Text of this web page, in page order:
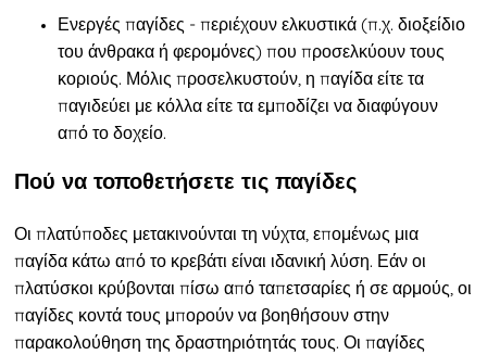
Ενεργές παγίδες - περιέχουν ελκυστικά (π.χ. διοξείδιο
του άνθρακα ή φερομόνες) που προσελκύουν τους
κοριούς. Μόλις προσελκυστούν, η παγίδα είτε τα
παγιδεύει με κόλλα είτε τα εμποδίζει να διαφύγουν
από το δοχείο.
Πού να τοποθετήσετε τις παγίδες
Οι πλατύποδες μετακινούνται τη νύχτα, επομένως μια
παγίδα κάτω από το κρεβάτι είναι ιδανική λύση. Εάν οι
πλατύσκοι κρύβονται πίσω από ταπετσαρίες ή σε αρμούς, οι
παγίδες κοντά τους μπορούν να βοηθήσουν στην
παρακολούθηση της δραστηριότητάς τους. Οι παγίδες